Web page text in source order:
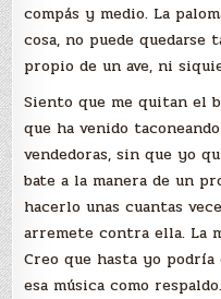
compás y medio. La
cosa, no puede
propio de un ave, ni
Siento que me quitan el
que ha venido
vendedoras, sin que yo
bate a la manera de un
hacerlo unas cuantas
arremete contra ella. La
Creo que hasta yo
esa música como